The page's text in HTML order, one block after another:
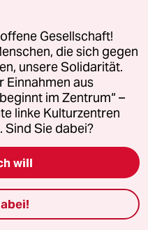
so oder so vor
friedliche
gemeinsamen Essen
Gesellschaft!
die sich gegen
unsere Solidarität.
Einnahmen aus
im Zentrum“ –
linke Kulturzentren
Sie dabei?
will